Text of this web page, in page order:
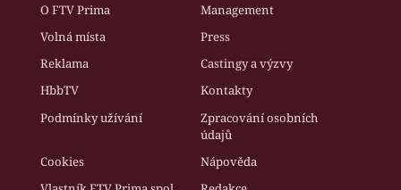
O FTV Prima
Management
Volná místa
Press
Reklama
Castingy a výzvy
HbbTV
Kontakty
Podmínky užívání
Zpracování osobních
údajů
Cookies
Nápověda